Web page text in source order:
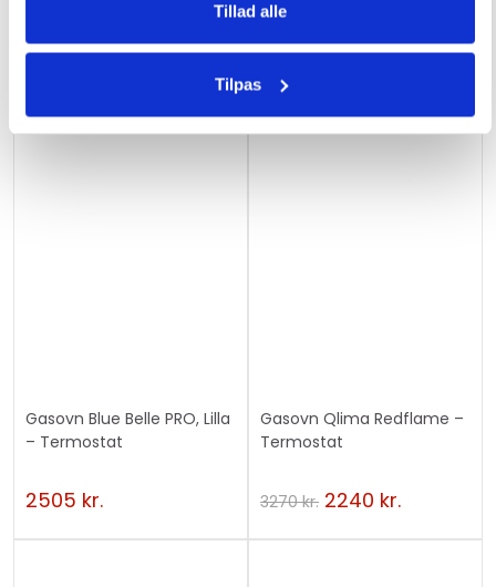
Tillad alle
Tilpas
Gasovn Blue Belle PRO, Lilla
– Termostat
2505 kr.
Gasovn Qlima Redflame –
Termostat
3270kr. 2240 kr.